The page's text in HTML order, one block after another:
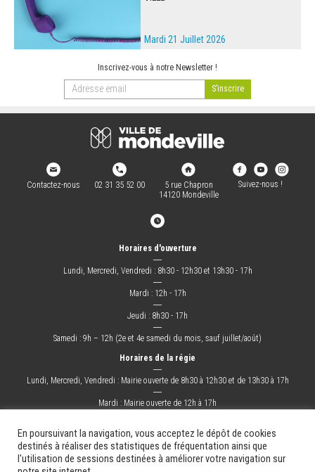
Mardi 21 Juillet 2026
Inscrivez-vous à notre Newsletter !
Contactez-nous 02 31 35 52 00
5 rue Chapron
14120 Mondeville
Suivez-nous !
Horaires d'ouverture
―
Lundi, Mercredi, Vendredi : 8h30 - 12h30 et 13h30 - 17h
―
Mardi : 12h - 17h
―
Jeudi : 8h30 - 17h
―
Samedi : 9h – 12h (2e et 4e samedi du mois, sauf juillet/août)
Horaires de la régie
―
Lundi, Mercredi, Vendredi : Mairie ouverte de 8h30 à 12h30 et de 13h30 à 17h
―
Mardi : Mairie ouverte de 12h à 17h
La Ville Mes démarches Grandir ! Sortir ! Changer ! Les docs.
En poursuivant la navigation, vous acceptez le dépôt de cookies
destinés à réaliser des statistiques de fréquentation ainsi que
l'utilisation de sessions destinées à améliorer votre navigation sur